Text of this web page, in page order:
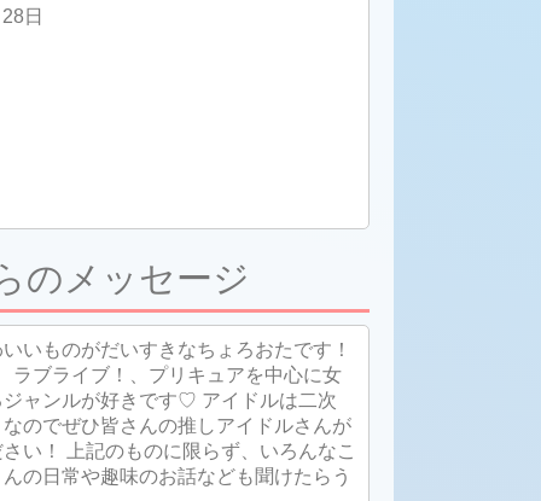
日
のメッセージ
いものがだいすきなちょろおたです！
ラブライブ！、プリキュアを中心に女
ャンルが好きです♡ アイドルは二次
のでぜひ皆さんの推しアイドルさんが
い！ 上記のものに限らず、いろんなこ
の日常や趣味のお話なども聞けたらう